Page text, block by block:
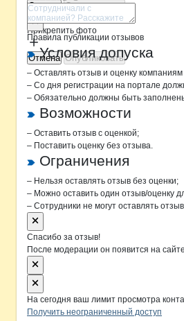
Прикрепить фото
Отмена Опубликовать
Отмена Опубликовать
Правила публикации отзывов
Условия допуска
– Оставлять отзыв и оценку
– Со дня регистрации на портале
– Обязательно должны быть
Возможности
– Оставить отзыв с оценкой;
– Поставить оценку без отзыва.
Ограничения
– Нельзя оставлять отзыв без оценки;
– Можно оставить один отзыв/оценку
– Сотрудники не могут оставлять
Спасибо за отзыв!
После модерации он появится на
На сегодня ваш лимит просмотра
Получить неограниченный доступ